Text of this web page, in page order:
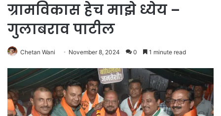
ग्रामविकास हेच माझे ध्येय –
गुलाबराव पाटील
Chetan Wani November 8, 2024 0 1 minute read